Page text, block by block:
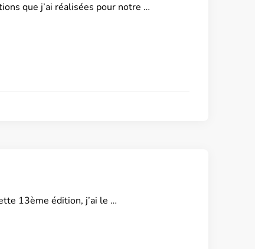
que j’ai réalisées pour notre …
13ème édition, j’ai le …